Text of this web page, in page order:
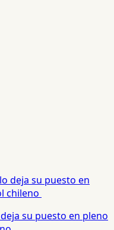
su puesto en pleno